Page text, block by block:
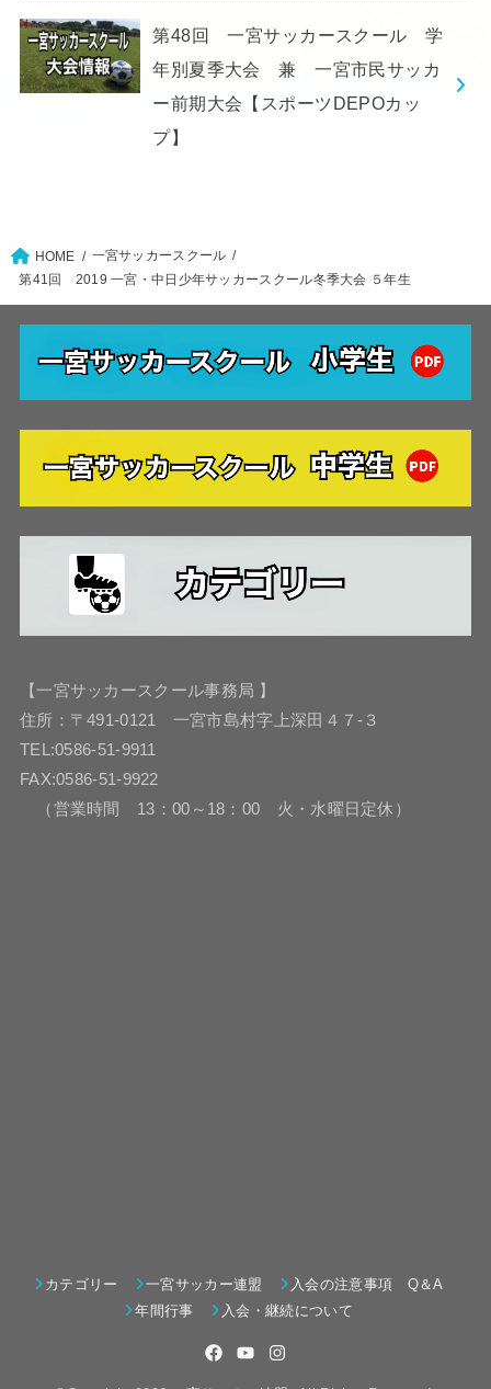
第48回 一宮サッカースクール 学
年別夏季大会 兼 一宮市民サッカ
ー前期大会【スポーツDEPOカッ
プ】
HOME
一宮サッカースクール
第41回 2019 一宮・中日少年サッカースクール冬季大会 ５年生
【一宮サッカースクール事務局 】
住所：〒491-0121 一宮市島村字上深田４７-３
TEL:0586-51-9911
FAX:0586-51-9922
（営業時間 13：00～18：00 火・水曜日定休）
カテゴリー 一宮サッカー連盟
入会の注意事項 Q＆A
年間行事
入会・継続について